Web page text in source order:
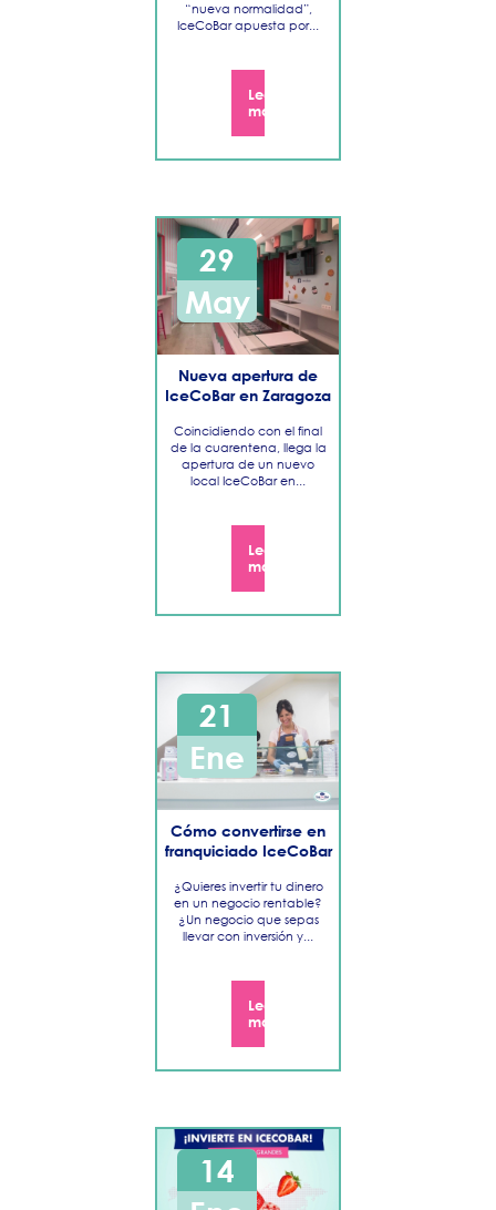
“nueva normalidad”,
IceCoBar apuesta por...
Leer
más
29
May
Nueva apertura de
IceCoBar en Zaragoza
Coincidiendo con el final
de la cuarentena, llega la
apertura de un nuevo
local IceCoBar en...
Leer
más
21
Ene
​Cómo convertirse en
franquiciado IceCoBar
¿Quieres invertir tu dinero
en un negocio rentable?
¿Un negocio que sepas
llevar con inversión y...
Leer
más
14